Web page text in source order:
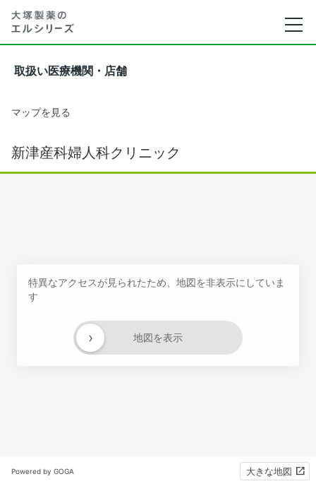
取扱い医療機関・店舗
マップを見る
新津産科婦人科クリニック
特異なアクセスが見られたため、地図を非表示にしていま
す
地図を表示
›
Powered by GOGA 大きな地図